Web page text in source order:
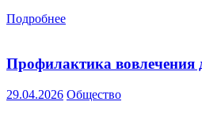
Подробнее
Профилактика вовлечения
29.04.2026 Общество